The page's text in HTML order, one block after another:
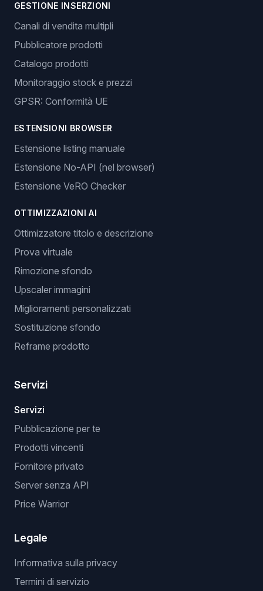
GESTIONE INSERZIONI
Canali di vendita multipli
Pubblicatore prodotti
Catalogo prodotti
Monitoraggio stock e prezzi
GPSR: Conformità UE
ESTENSIONI BROWSER
Estensione listing manuale
Estensione No-API (nel browser)
Estensione VeRO Checker
OTTIMIZZAZIONI AI
Ottimizzatore titolo e descrizione
Prova virtuale
Rimozione sfondo
Upscaler immagini
Miglioramenti personalizzati
Sostituzione sfondo
Reframe prodotto
Servizi
Servizi
Pubblicazione per te
Prodotti vincenti
Fornitore privato
Server senza API
Price Warrior
Legale
Informativa sulla privacy
Termini di servizio